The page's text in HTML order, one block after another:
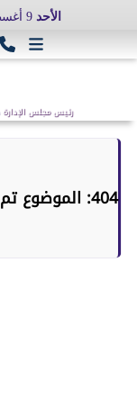
الأحد 9 أغسطس 2026
رئيس مجلس الإدارة
404: الموضوع تم حذفه | الفن والمجتمع